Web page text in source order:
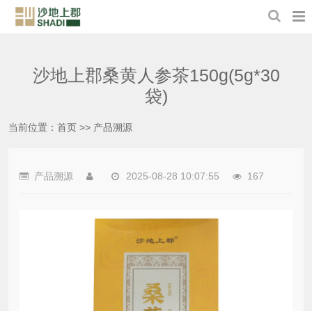
沙地上郡桑黄人参茶150g(5g*30
袋)
当前位置： 首页 >> 产品溯源
产品溯源 2025-08-28 10:07:55 167